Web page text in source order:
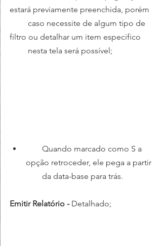
estará previamente preenchida, porém
filtro ou detalhar um item especifico
         nesta tela será possível;
opção retroceder, ele pega a partir
        da data-base para trás.
Emitir Relatório - Detalhado;